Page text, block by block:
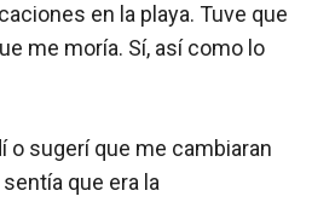
en la playa. Tuve que
me moría. Sí, así como lo
o sugerí que me cambiaran
que era la